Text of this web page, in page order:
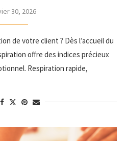
30, 2026
de votre client ? Dès l’accueil du
offre des indices précieux
Respiration rapide,